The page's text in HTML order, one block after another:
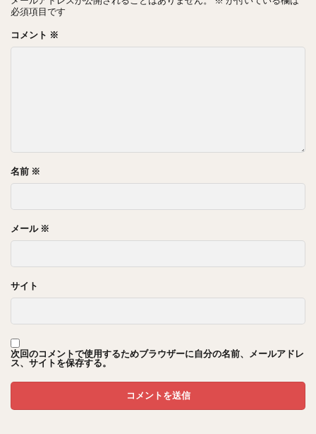
必須項目です
コメント ※
名前 ※
メール ※
サイト
次回のコメントで使用するためブラウザーに自分の名前、メールアドレ
ス、サイトを保存する。